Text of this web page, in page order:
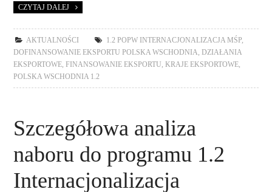
CZYTAJ DALEJ
AKTUALNOŚCI 1.2 POPW INTERNACJONALIZACJA MŚP
DOFINANSOWANIE EKSPORTU POLSKA WSCHODNIA
DZIAŁANIA
EKSPORTOWE
FINANSOWANIE EKSPORTU KRAJE EKSPORTOWE
POLSKA WSCHODNIA 1.2
Szczegółowa analiza
naboru do programu 1.2
Internacjonalizacja